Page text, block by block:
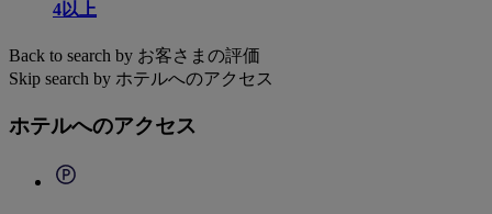
4以上
Back to search by お客さまの評価
Skip search by ホテルへのアクセス
ホテルへのアクセス